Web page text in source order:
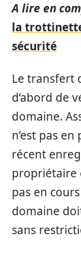
A lire en
la
sécurité
Le transfert
d’abord de
domaine.
n’est pas
récent
propriétaire
pas en
domaine
sans